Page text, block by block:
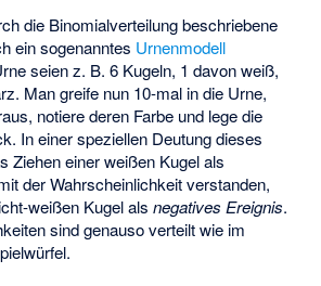
die Binomialverteilung beschriebene
ein sogenanntes Urnenmodell
seien z. B. 6 Kugeln, 1 davon weiß,
Man greife nun 10-mal in die Urne,
notiere deren Farbe und lege die
In einer speziellen Deutung dieses
Ziehen einer weißen Kugel als
der Wahrscheinlichkeitverstanden,
weißen Kugel alsnegatives Ereignis.
sind genauso verteilt wie im